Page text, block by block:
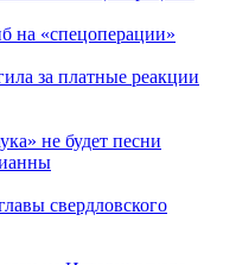
на «спецоперации»
за платные реакции
не будет песни
свердловского